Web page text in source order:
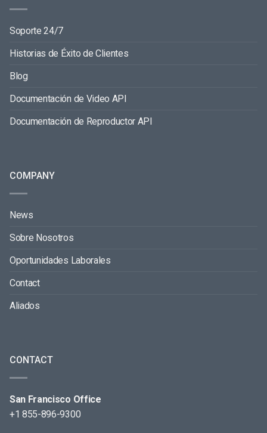
Soporte 24/7
Historias de Éxito de Clientes
Blog
Documentación de Video API
Documentación de Reproductor API
COMPANY
News
Sobre Nosotros
Oportunidades Laborales
Contact
Aliados
CONTACT
San Francisco Office
+1 855-896-9300